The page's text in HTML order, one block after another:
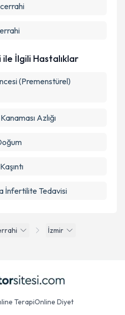
İzmir
İlgili Hastalıklar
(Premenstürel)
Azlığı
İnfertilite Tedavisi
TerapiOnline Diyet